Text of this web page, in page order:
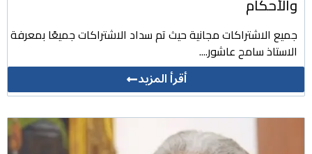
والأحكام
جميع الاشتراكات مجانية حيث تم سداد الاشتراكات جميعًا بمعرفة
الاستاذ سامح عاشور....
أقرأ المزيد